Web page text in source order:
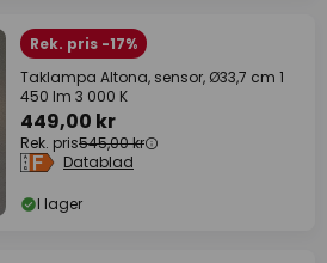
Rek. pris -17%
Taklampa Altona, sensor, Ø33,7 cm 1
450 lm 3 000 K
449,00 kr
Rek. pris545,00 kr
Datablad
I lager